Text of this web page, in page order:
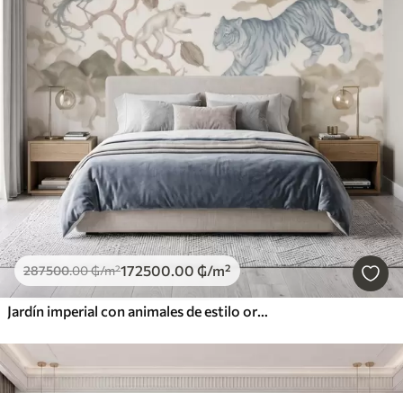
287500.00₲/m²172500.00 ₲/m²
Jardín imperial con animales de estilo oriental: mono, leopardo, tigre, pavo real y garza